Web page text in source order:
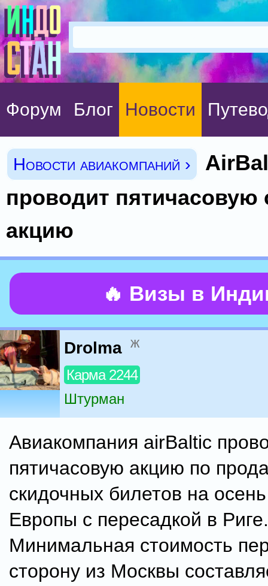
Форум Блог Новости
Новости авиакомпаний ›
проводит пятичасовую
акцию
🔥 Визы в
Drolma ж
Карма 2244
Штурман
Авиакомпания airBaltic
пятичасовую акцию по
скидочных билетов на
Европы с пересадкой в Риге.
Минимальная стоимость
сторону из Москвы